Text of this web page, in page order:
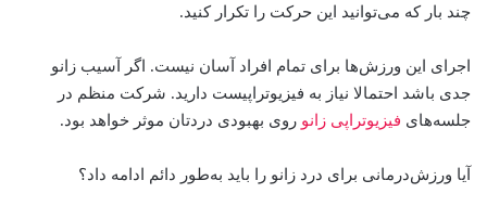
چند بار که می‌توانید این حرکت را تکرار کنید.
اجرای این ورزش‌ها برای تمام افراد آسان نیست. اگر آسیب زانو
جدی باشد احتمالا نیاز به فیزیوتراپیست دارید. شرکت منظم در
جلسه‌های فیزیوتراپی زانو روی بهبودی دردتان موثر خواهد بود.
آیا ورزش‌درمانی برای درد زانو را باید به‌طور دائم ادامه داد؟